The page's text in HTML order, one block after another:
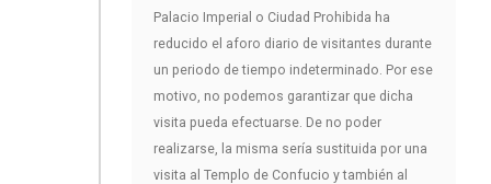
Palacio Imperial o Ciudad Prohibida ha
reducido el aforo diario de visitantes durante
un periodo de tiempo indeterminado. Por ese
motivo, no podemos garantizar que dicha
visita pueda efectuarse. De no poder
realizarse, la misma sería sustituida por una
visita al Templo de Confucio y también al